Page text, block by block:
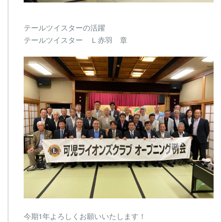
テールツイスターの活躍
テールツイスター Ｌ赤羽 章
今期1年よろしくお願いいたします！